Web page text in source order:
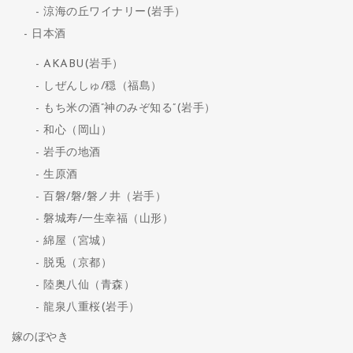
涼海の丘ワイナリー(岩手）
日本酒
AKABU(岩手）
しぜんしゅ/穏（福島）
もち米の酒”神のみぞ知る”(岩手）
和心（岡山）
岩手の地酒
生原酒
百磐/磐/磐ノ井（岩手）
磐城寿/一生幸福（山形）
綿屋（宮城）
脱兎（京都）
陸奥八仙（青森）
龍泉八重桜(岩手）
嫁のぼやき